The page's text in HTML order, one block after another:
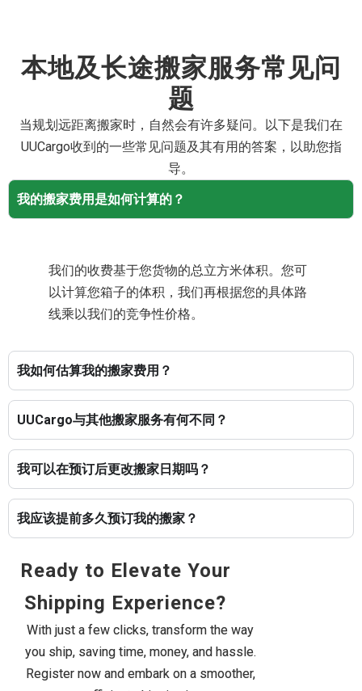
本地及长途搬家服务常见问
题
当规划远距离搬家时，自然会有许多疑问。以下是我们在
UUCargo收到的一些常见问题及其有用的答案，以助您指
导。
我的搬家费用是如何计算的？
我们的收费基于您货物的总立方米体积。您可
以计算您箱子的体积，我们再根据您的具体路
线乘以我们的竞争性价格。
我如何估算我的搬家费用？
UUCargo与其他搬家服务有何不同？
我可以在预订后更改搬家日期吗？
我应该提前多久预订我的搬家？
Ready to Elevate Your
Shipping Experience?
With just a few clicks, transform the way
you ship, saving time, money, and hassle.
Register now and embark on a smoother,